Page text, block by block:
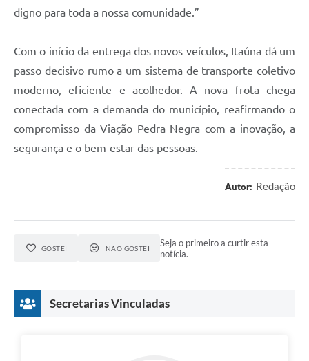
digno para toda a nossa comunidade.”
Com o início da entrega dos novos veículos, Itaúna dá um
passo decisivo rumo a um sistema de transporte coletivo
moderno, eficiente e acolhedor. A nova frota chega
conectada com a demanda do município, reafirmando o
compromisso da Viação Pedra Negra com a inovação, a
segurança e o bem-estar das pessoas.
Autor: Redação
GOSTEI NÃO GOSTEI
Seja o primeiro a curtir esta
notícia.
Secretarias Vinculadas